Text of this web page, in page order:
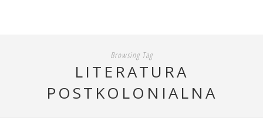
Browsing Tag
LITERATURA
POSTKOLONIALNA